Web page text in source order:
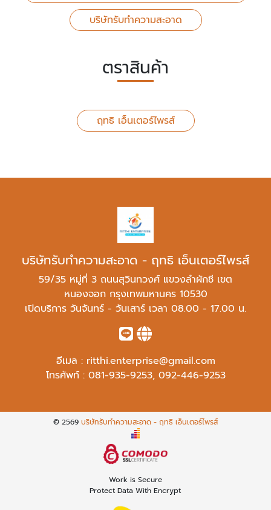
บริษัทรับทำความสะอาด
ตราสินค้า
ฤทธิ เอ็นเตอร์ไพรส์
บริษัทรับทำความสะอาด - ฤทธิ เอ็นเตอร์ไพรส์
59/35 หมู่ที่ 3 ถนนสุวินทวงศ์ แขวงลำผักชี เขต
หนองจอก กรุงเทพมหานคร 10530
เปิดบริการ วันจันทร์ - วันเสาร์ เวลา 08.00 - 17.00 น.
อีเมล : ritthi.enterprise@gmail.com
โทรศัพท์ : 081-935-9253, 092-446-9253
© 2569 บริษัทรับทำความสะอาด - ฤทธิ เอ็นเตอร์ไพรส์
Work is Secure
Protect Data With Encrypt